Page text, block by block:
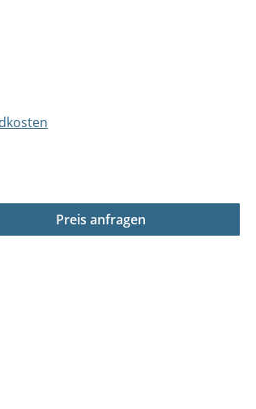
den gewünschten Wert
Preis anfragen